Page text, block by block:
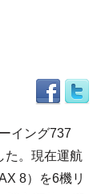
イング737
た。現在運航
8）を6機リ